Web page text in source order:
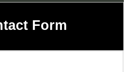
Form